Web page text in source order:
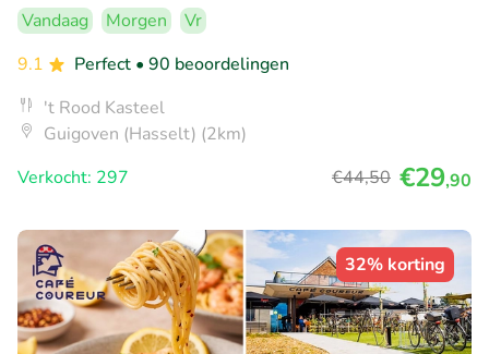
Vandaag Morgen
Vr
9.1
Perfect • 90 beoordelingen
't Rood Kasteel
Guigoven (Hasselt) (2km)
Verkocht: 297
€44,50 €29,90
32% korting